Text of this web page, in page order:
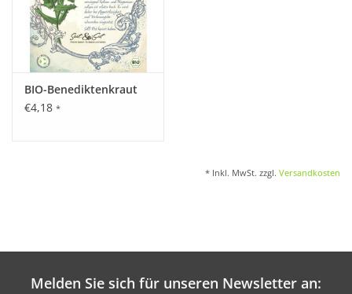
BIO-Benediktenkraut
€4,18 *
* Inkl. MwSt. zzgl. Versandkosten
Melden Sie sich für unseren Newsletter an: